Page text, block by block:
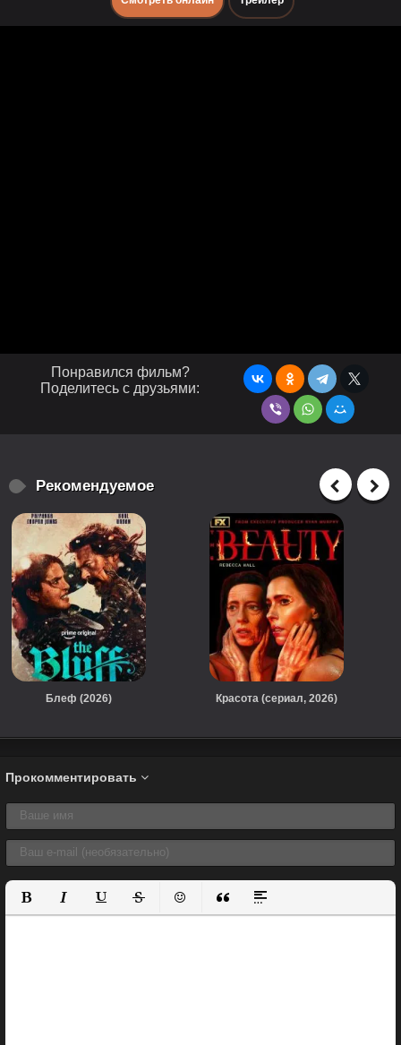
Понравился фильм?
Поделитесь с друзьями:
Рекомендуемое
Блеф (2026) Красота (сериал, 2026)
Прокомментировать
Полужирный
КурсивПодчеркнутый
ЗачеркнутыйВставить смайлик
Вставка цитаты
Вставка спойлера